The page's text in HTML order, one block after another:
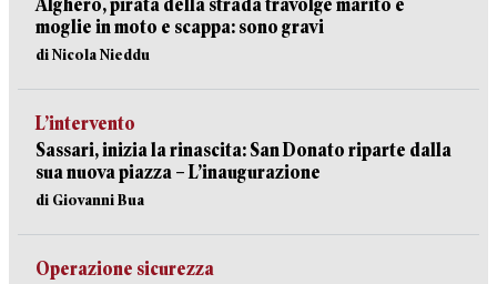
Alghero, pirata della strada travolge marito e
moglie in moto e scappa: sono gravi
di Nicola Nieddu
L’intervento
Sassari, inizia la rinascita: San Donato riparte dalla
sua nuova piazza – L’inaugurazione
di Giovanni Bua
Operazione sicurezza